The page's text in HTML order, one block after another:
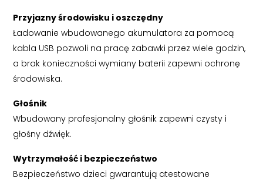
Przyjazny środowisku i oszczędny
Ładowanie wbudowanego akumulatora za pomocą
kabla USB pozwoli na pracę zabawki przez wiele godzin,
a brak konieczności wymiany baterii zapewni ochronę
środowiska.
Głośnik
Wbudowany profesjonalny głośnik zapewni czysty i
głośny dźwięk.
Wytrzymałość i bezpieczeństwo
Bezpieczeństwo dzieci gwarantują atestowane